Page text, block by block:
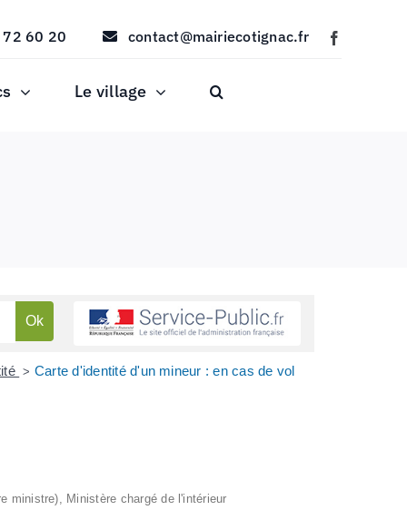
60 20 contact@mairiecotignac.fr
Le village
> Carte d'identité d'un mineur : en cas de vol
ministre), Ministère chargé de l'intérieur